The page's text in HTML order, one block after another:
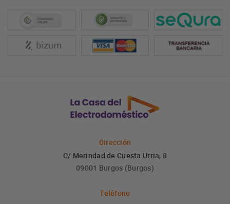
Dirección
C/ Merindad de Cuesta Urria, 8
09001 Burgos (Burgos)
Teléfono